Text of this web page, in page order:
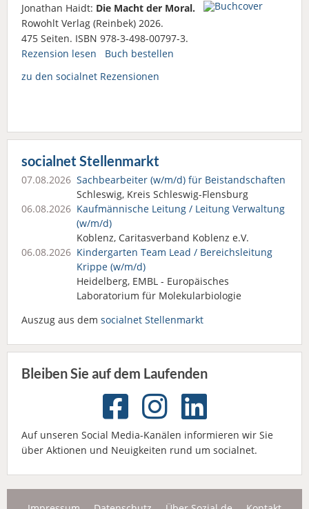
Jonathan Haidt: Die Macht der Moral.
Rowohlt Verlag (Reinbek) 2026.
475 Seiten. ISBN 978-3-498-00797-3.
Rezension lesen
Buch bestellen
zu den socialnet Rezensionen
socialnet Stellenmarkt
07.08.2026 Sachbearbeiter (w/m/d) für Beistandschaften
Schleswig, Kreis Schleswig-Flensburg
06.08.2026 Kaufmännische Leitung / Leitung Verwaltung
(w/m/d)
Koblenz, Caritasverband Koblenz e.V.
06.08.2026 Kindergarten Team Lead / Bereichsleitung
Krippe (w/m/d)
Heidelberg, EMBL - Europäisches
Laboratorium für Molekularbiologie
Auszug aus dem socialnet Stellenmarkt
Bleiben Sie auf dem Laufenden
Auf unseren Social Media-Kanälen informieren wir Sie
über Aktionen und Neuigkeiten rund um socialnet.